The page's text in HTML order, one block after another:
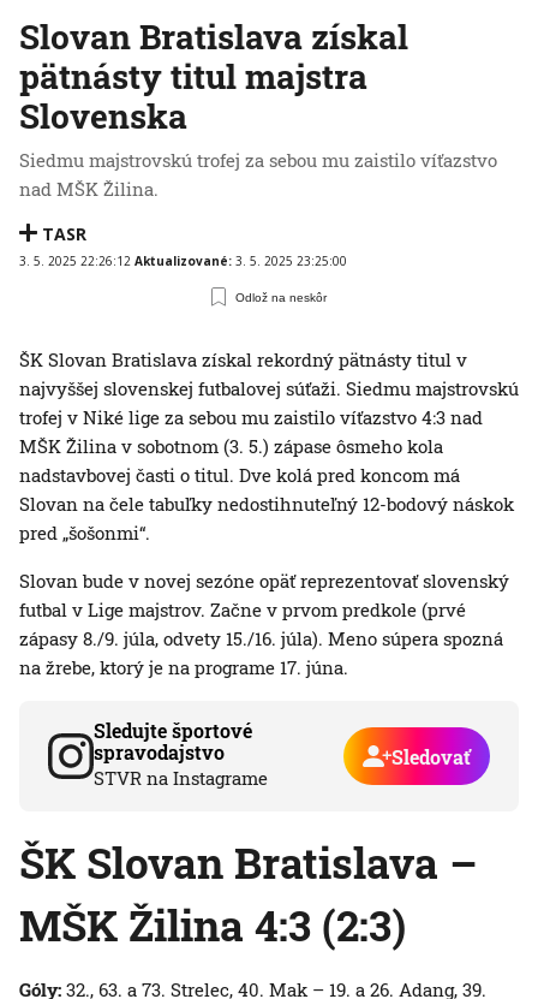
Slovan Bratislava získal
pätnásty titul majstra
Slovenska
Siedmu majstrovskú trofej za sebou mu zaistilo víťazstvo
nad MŠK Žilina.
TASR
3. 5. 2025 22:26:12 Aktualizované: 3. 5. 2025 23:25:00
Odlož na neskôr
ŠK Slovan Bratislava získal rekordný pätnásty titul v
najvyššej slovenskej futbalovej súťaži. Siedmu majstrovskú
trofej v Niké lige za sebou mu zaistilo víťazstvo 4:3 nad
MŠK Žilina v sobotnom (3. 5.) zápase ôsmeho kola
nadstavbovej časti o titul. Dve kolá pred koncom má
Slovan na čele tabuľky nedostihnuteľný 12-bodový náskok
pred „šošonmi“.
Slovan bude v novej sezóne opäť reprezentovať slovenský
futbal v Lige majstrov. Začne v prvom predkole (prvé
zápasy 8./9. júla, odvety 15./16. júla). Meno súpera spozná
na žrebe, ktorý je na programe 17. júna.
Sledujte športové
spravodajstvo
STVR na Instagrame
Sledovať
ŠK Slovan Bratislava –
MŠK Žilina 4:3 (2:3)
Góly: 32., 63. a 73. Strelec, 40. Mak – 19. a 26. Adang, 39.